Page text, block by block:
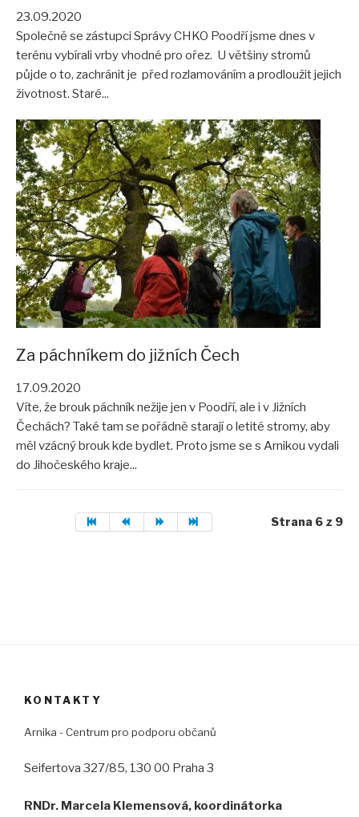
23.09.2020
Společně se zástupci Správy CHKO Poodří jsme dnes v
terénu vybírali vrby vhodné pro ořez. U většiny stromů
půjde o to, zachránit je před rozlamováním a prodloužit jejich
životnost. Staré...
Za páchníkem do jižních Čech
17.09.2020
Víte, že brouk páchník nežije jen v Poodří, ale i v Jižních
Čechách? Také tam se pořádně starají o letité stromy, aby
měl vzácný brouk kde bydlet. Proto jsme se s Arnikou vydali
do Jihočeského kraje...
Strana 6 z 9
KONTAKTY
Arnika - Centrum pro podporu občanů
Seifertova 327/85, 130 00 Praha 3
RNDr. Marcela Klemensová, koordinátorka